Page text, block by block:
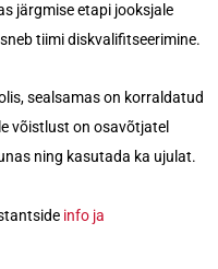
järgmise etapi jooksjale
tiimi diskvalifitseerimine.
sealsamas on korraldatud
võistlust on osavõtjatel
ning kasutada ka ujulat.
info ja